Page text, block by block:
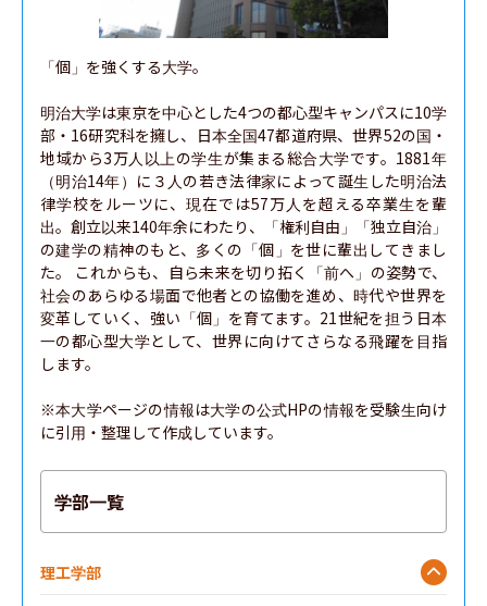
「個」を強くする大学。
明治大学は東京を中心とした4つの都心型キャンパスに10学
部・16研究科を擁し、日本全国47都道府県、世界52の国・
地域から3万人以上の学生が集まる総合大学です。1881年
（明治14年）に３人の若き法律家によって誕生した明治法
律学校をルーツに、現在では57万人を超える卒業生を輩
出。創立以来140年余にわたり、「権利自由」「独立自治」
の建学の精神のもと、多くの「個」を世に輩出してきまし
た。 これからも、自ら未来を切り拓く「前へ」の姿勢で、
社会のあらゆる場面で他者との協働を進め、時代や世界を
変革していく、強い「個」を育てます。21世紀を担う日本
一の都心型大学として、世界に向けてさらなる飛躍を目指
します。
※本大学ページの情報は大学の公式HPの情報を受験生向け
に引用・整理して作成しています。
学部一覧
理工学部